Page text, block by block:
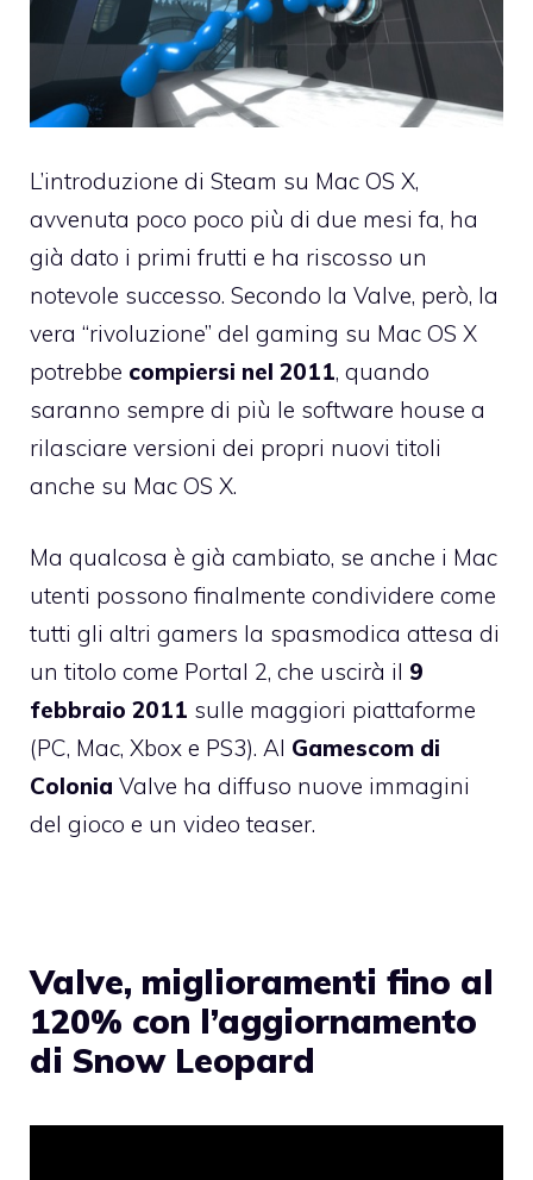
L’introduzione di Steam su Mac OS X,
avvenuta poco poco più di due mesi fa, ha
già dato i primi frutti e ha riscosso un
notevole successo. Secondo la Valve, però, la
vera “rivoluzione” del gaming su Mac OS X
potrebbe compiersi nel 2011, quando
saranno sempre di più le software house a
rilasciare versioni dei propri nuovi titoli
anche su Mac OS X.
Ma qualcosa è già cambiato, se anche i Mac
utenti possono finalmente condividere come
tutti gli altri gamers la spasmodica attesa di
un titolo come Portal 2, che uscirà il 9
febbraio 2011 sulle maggiori piattaforme
(PC, Mac, Xbox e PS3). Al Gamescom di
Colonia Valve ha diffuso nuove immagini
del gioco e un video teaser.
Valve, miglioramenti fino al
120% con l’aggiornamento
di Snow Leopard